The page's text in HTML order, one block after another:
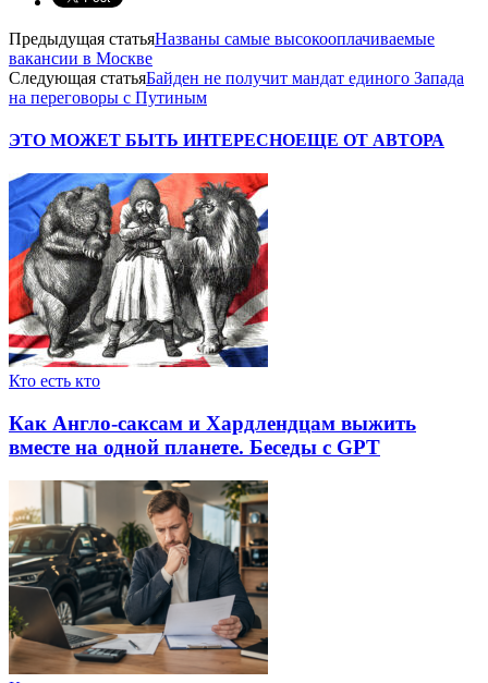
Предыдущая статьяНазваны самые высокооплачиваемые
вакансии в Москве
Следующая статьяБайден не получит мандат единого Запада
на переговоры с Путиным
ЭТО МОЖЕТ БЫТЬ ИНТЕРЕСНОЕЩЕ ОТ АВТОРА
Кто есть кто
Как Англо-саксам и Хардлендцам выжить
вместе на одной планете. Беседы с GPT